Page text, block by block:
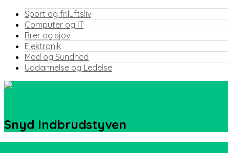
Sport og friluftsliv
Computer og IT
Biler og sjov
Elektronik
Mad og Sundhed
Uddannelse og Ledelse
Snyd Indbrudstyven